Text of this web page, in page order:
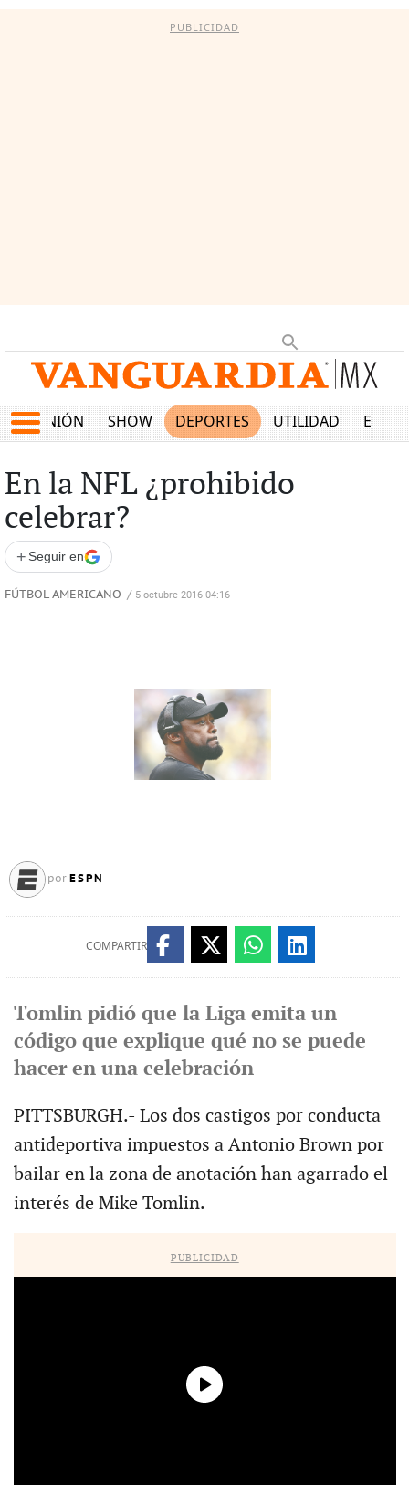
PUBLICIDAD
OPINIÓN SHOW DEPORTES UTILIDAD
En la NFL ¿prohibido
celebrar?
+ Seguir en
FÚTBOL AMERICANO / 5 octubre 2016 04:16
por ESPN
COMPARTIR
Tomlin pidió que la Liga emita un
código que explique qué no se puede
hacer en una celebración
PITTSBURGH.- Los dos castigos por conducta
antideportiva impuestos a Antonio Brown por
bailar en la zona de anotación han agarrado el
interés de Mike Tomlin.
PUBLICIDAD